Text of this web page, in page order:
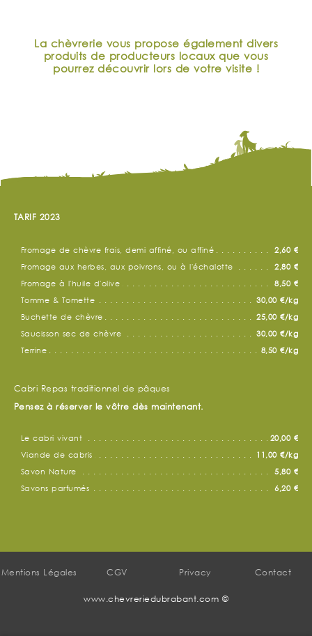
La chèvrerie vous propose également divers
produits de producteurs locaux que vous
pourrez découvrir lors de votre visite !
TARIF 2023
Fromage de chèvre frais, demi affiné, ou affiné
2,60 €
Fromage aux herbes, aux poivrons, ou à l'échalotte
2,80 €
Fromage à l'huile d'olive
8,50 €
Tomme & Tomette
30,00 €/kg
Buchette de chèvre
25,00 €/kg
Saucisson sec de chèvre
30,00 €/kg
Terrine
8,50 €/kg
Cabri Repas traditionnel de pâques
Pensez à réserver le vôtre dès maintenant.
Le cabri vivant
20,00 €
Viande de cabris
11,00 €/kg
Savon Nature
5,80 €
Savons parfumés
6,20 €
Mentions Légales CGV Privacy Contact
www.chevreriedubrabant.com ©